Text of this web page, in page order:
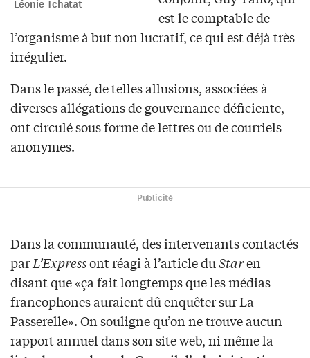
Léonie Tchatat
est le comptable de
l’organisme à but non lucratif, ce qui est déjà très
irrégulier.
Dans le passé, de telles allusions, associées à
diverses allégations de gouvernance déficiente,
ont circulé sous forme de lettres ou de courriels
anonymes.
Publicité
Dans la communauté, des intervenants contactés
parL’Expressont réagi à l’article duStaren
disant que «ça fait longtemps que les médias
francophones auraient dû enquêter sur La
Passerelle». On souligne qu’on ne trouve aucun
rapport annuel dans son site web, ni même la